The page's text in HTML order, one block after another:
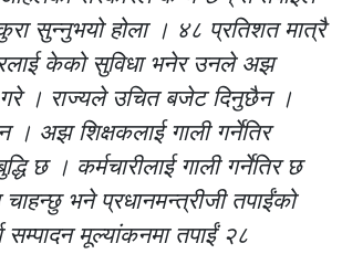
सुन्नुभयो होला । ४८ प्रतिशत मात्रै
केको सुविधा भनेर उनले अझ
गरे । राज्यले उचित बजेट दिनुछैन ।
। अझ शिक्षकलाई गाली गर्नेतिर
छ । कर्मचारीलाई गाली गर्नेतिर छ
भने प्रधानमन्त्रीजी तपाईंको
सम्पादन मूल्यांकनमा तपाईं २८